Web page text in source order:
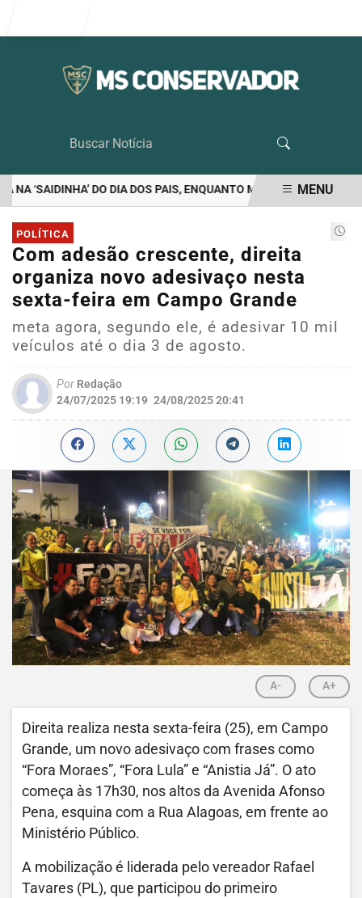
‘SAIDINHA’ DO DIA DOS PAIS, ENQUANTO MORAES VETA VISITA
EM ALTA
MENU
POLÍTICA
Com adesão crescente, direita
organiza novo adesivaço nesta
sexta-feira em Campo Grande
meta agora, segundo ele, é adesivar 10 mil
veículos até o dia 3 de agosto.
Por Redação
24/07/2025 19:19 24/08/2025 20:41
A- A+
Direita realiza nesta sexta-feira (25), em Campo
Grande, um novo adesivaço com frases como
“Fora Moraes”, “Fora Lula” e “Anistia Já”. O ato
começa às 17h30, nos altos da Avenida Afonso
Pena, esquina com a Rua Alagoas, em frente ao
Ministério Público.
A mobilização é liderada pelo vereador Rafael
Tavares (PL), que participou do primeiro